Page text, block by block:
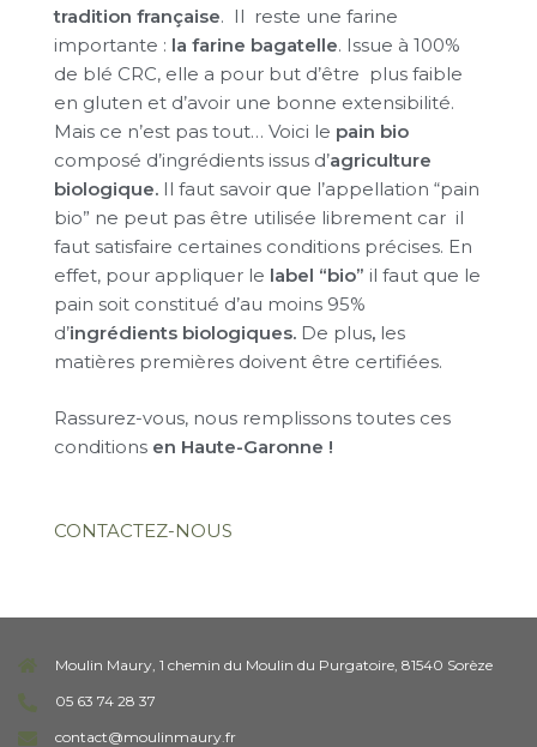
tradition française. Il reste une farine
importante : la farine bagatelle. Issue à 100%
de blé CRC, elle a pour but d’être plus faible
en gluten et d’avoir une bonne extensibilité.
Mais ce n’est pas tout… Voici le pain bio
composé d’ingrédients issus d’agriculture
biologique. Il faut savoir que l’appellation “pain
bio” ne peut pas être utilisée librement car il
faut satisfaire certaines conditions précises. En
effet, pour appliquer le label “bio” il faut que le
pain soit constitué d’au moins 95%
d’ingrédients biologiques. De plus, les
matières premières doivent être certifiées.
Rassurez-vous, nous remplissons toutes ces
conditions en Haute-Garonne !
CONTACTEZ-NOUS
Moulin Maury, 1 chemin du Moulin du Purgatoire, 81540 Sorèze
05 63 74 28 37
contact@moulinmaury.fr